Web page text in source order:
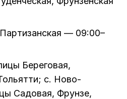
— 09:00–
Береговая,
с. Ново-
Садовая, Фрунзе,